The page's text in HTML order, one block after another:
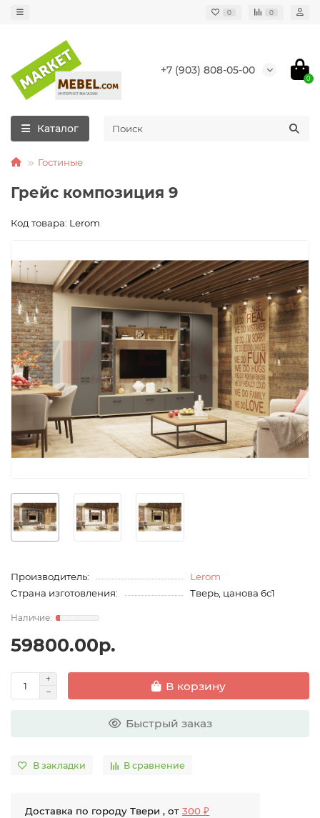
0 0
+7 (903) 808-05-00
0
Каталог
Гостиные
Грейс композиция 9
Код товара: Lerom
Производитель:
Lerom
Страна изготовления:
Тверь, цанова 6с1
59800.00р.
В корзину
Быстрый заказ
В закладки В сравнение
Доставка по городу Твери , от 300 ₽